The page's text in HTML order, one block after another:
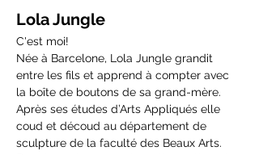
Lola Jungle
C'est moi!
Née à Barcelone, Lola Jungle grandit
entre les fils et apprend à compter avec
la boîte de boutons de sa grand-mère.
Après ses études d’Arts Appliqués elle
coud et découd au département de
sculpture de la faculté des Beaux Arts.